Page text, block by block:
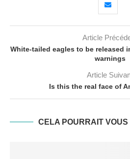
Article
White-tailed eagles to be released
warnings
Article
Is this the real face of
CELA POURRAIT